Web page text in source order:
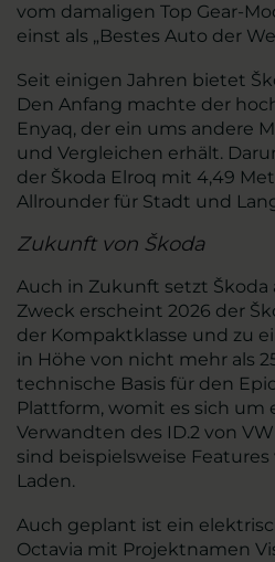
vom damaligen Top Gear-
einst als „Bestes Auto der
Seit einigen Jahren bietet
Den Anfang machte der
Enyaq, der ein ums andere
und Vergleichen erhält.
der Škoda Elroq mit 4,49
Allrounder für Stadt und
Zukunft von Škoda
Auch in Zukunft setzt Škoda
Zweck erscheint 2026 der
der Kompaktklasse und zu
in Höhe von nicht mehr als
technische Basis für den
Plattform, womit es sich um
Verwandten des ID.2 von
sind beispielsweise
Laden.
Auch geplant ist ein
Octavia mit Projektnamen